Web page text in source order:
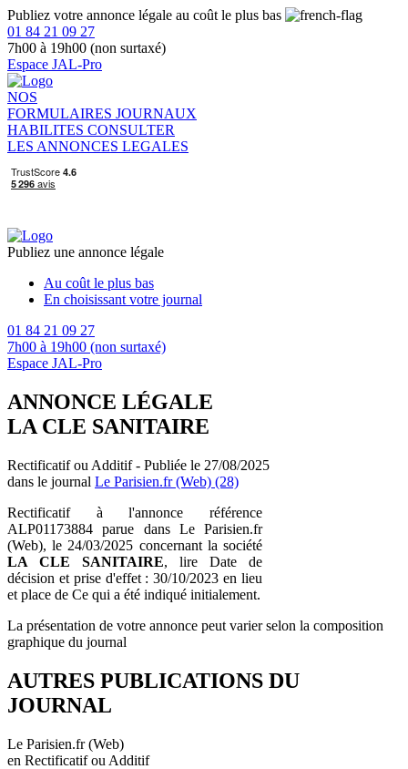
Publiez votre annonce légale au coût le plus bas
01 84 21 09 27
7h00 à 19h00 (non surtaxé)
Espace JAL-Pro
NOS
FORMULAIRES JOURNAUX
HABILITES CONSULTER
LES ANNONCES LEGALES
Publiez une annonce légale
Au coût le plus bas
En choisissant votre journal
01 84 21 09 27
7h00 à 19h00 (non surtaxé)
Espace JAL-Pro
ANNONCE LÉGALE
LA CLE SANITAIRE
Rectificatif ou Additif - Publiée le 27/08/2025
dans le journal Le Parisien.fr (Web) (28)
Rectificatif à l'annonce référence
ALP01173884 parue dans Le Parisien.fr
(Web), le 24/03/2025 concernant la société
LA CLE SANITAIRE, lire Date de
décision et prise d'effet : 30/10/2023 en lieu
et place de Ce qui a été indiqué initialement.
La présentation de votre annonce peut varier selon la composition
graphique du journal
AUTRES PUBLICATIONS DU
JOURNAL
Le Parisien.fr (Web)
en Rectificatif ou Additif